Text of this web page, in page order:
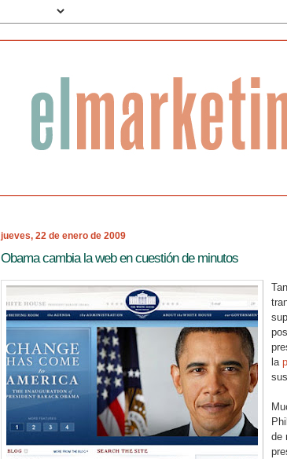
jueves, 22 de enero de 2009
Obama cambia la web en cuestión de minutos
la
de